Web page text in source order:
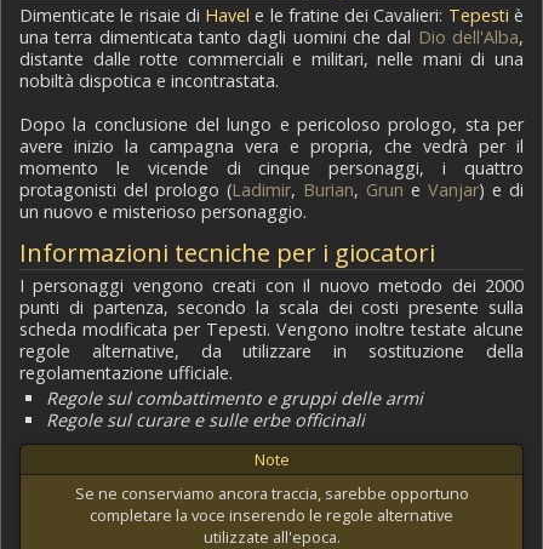
Dimenticate le risaie di Havel e le fratine dei Cavalieri: Tepesti è
una terra dimenticata tanto dagli uomini che dal Dio dell'Alba,
distante dalle rotte commerciali e militari, nelle mani di una
nobiltà dispotica e incontrastata.
Dopo la conclusione del lungo e pericoloso prologo, sta per
avere inizio la campagna vera e propria, che vedrà per il
momento le vicende di cinque personaggi, i quattro
protagonisti del prologo (Ladimir, Burian, Grun e Vanjar) e di
un nuovo e misterioso personaggio.
Informazioni tecniche per i giocatori
I personaggi vengono creati con il nuovo metodo dei 2000
punti di partenza, secondo la scala dei costi presente sulla
scheda modificata per Tepesti. Vengono inoltre testate alcune
regole alternative, da utilizzare in sostituzione della
regolamentazione ufficiale.
Regole sul combattimento e gruppi delle armi
Regole sul curare e sulle erbe officinali
Note
Se ne conserviamo ancora traccia, sarebbe opportuno
completare la voce inserendo le regole alternative
utilizzate all'epoca.